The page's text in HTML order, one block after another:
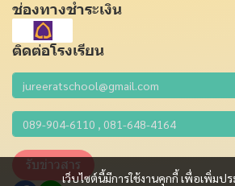
เว็บไซต์นี้มีการใช้งานคุกกี้ เพื่อเพิ่มป
ช่องทางชำระเงิน
ติดต่อโรงเรียน
รับข่าวสาร